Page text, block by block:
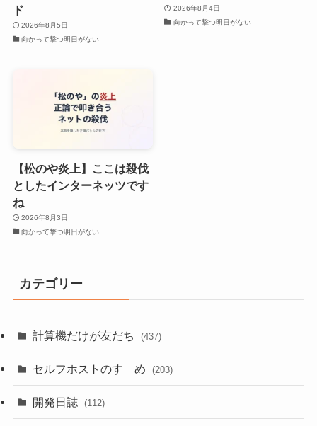
ド
2026年8月5日
向かって撃つ明日がない
2026年8月4日
向かって撃つ明日がない
【松のや炎上】ここは殺伐
としたインターネッツです
ね
2026年8月3日
向かって撃つ明日がない
カテゴリー
計算機だけが友だち (437)
セルフホストのすゝめ (203)
開発日誌 (112)